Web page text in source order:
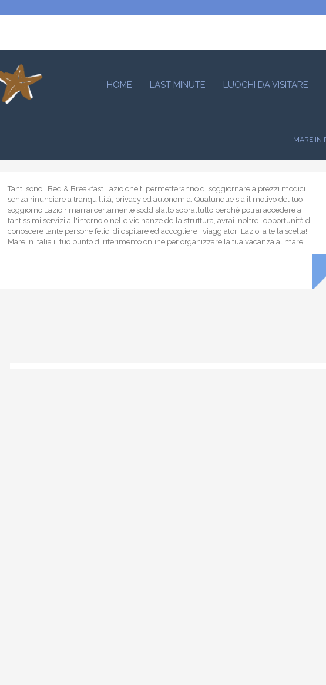
HOME LAST MINUTE LUOGHI DA VISITARE
MARE IN
Tanti sono i Bed & Breakfast Lazio che ti permetteranno di soggiornare a prezzi modici
senza rinunciare a tranquillità, privacy ed autonomia. Qualunque sia il motivo del tuo
soggiorno Lazio rimarrai certamente soddisfatto soprattutto perché potrai accedere a
tantissimi servizi all'interno o nelle vicinanze della struttura, avrai inoltre l’opportunità di
conoscere tante persone felici di ospitare ed accogliere i viaggiatori Lazio, a te la scelta!
Mare in italia il tuo punto di riferimento online per organizzare la tua vacanza al mare!